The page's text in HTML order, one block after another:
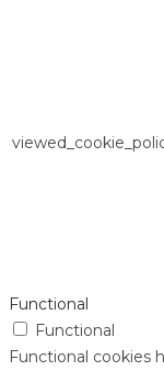
Functional
Functional
Functional cookies